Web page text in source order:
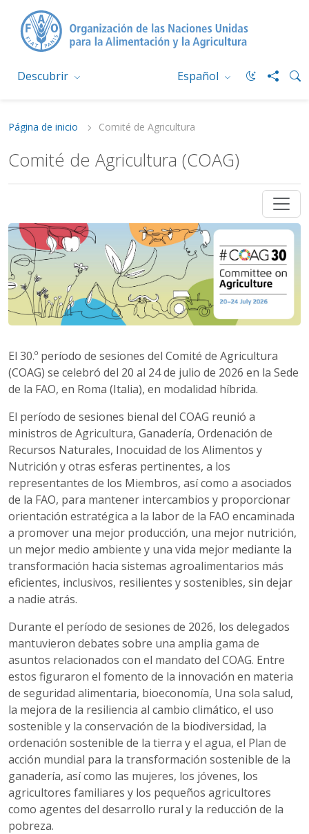
Descubrir Español
Página de inicio Comité de Agricultura
Comité de Agricultura (COAG)
El 30.º período de sesiones del Comité de Agricultura
(COAG) se celebró del 20 al 24 de julio de 2026 en la Sede
de la FAO, en Roma (Italia), en modalidad híbrida.
El período de sesiones bienal del COAG reunió a
ministros de Agricultura, Ganadería, Ordenación de
Recursos Naturales, Inocuidad de los Alimentos y
Nutrición y otras esferas pertinentes, a los
representantes de los Miembros, así como a asociados
de la FAO, para mantener intercambios y proporcionar
orientación estratégica a la labor de la FAO encaminada
a promover una mejor producción, una mejor nutrición,
un mejor medio ambiente y una vida mejor mediante la
transformación hacia sistemas agroalimentarios más
eficientes, inclusivos, resilientes y sostenibles, sin dejar
a nadie atrás.
Durante el período de sesiones de 2026, los delegados
mantuvieron debates sobre una amplia gama de
asuntos relacionados con el mandato del COAG. Entre
estos figuraron el fomento de la innovación en materia
de seguridad alimentaria, bioeconomía, Una sola salud,
la mejora de la resiliencia al cambio climático, el uso
sostenible y la conservación de la biodiversidad, la
ordenación sostenible de la tierra y el agua, el Plan de
acción mundial para la transformación sostenible de la
ganadería, así como las mujeres, los jóvenes, los
agricultores familiares y los pequeños agricultores
como agentes del desarrollo rural y la reducción de la
pobreza.